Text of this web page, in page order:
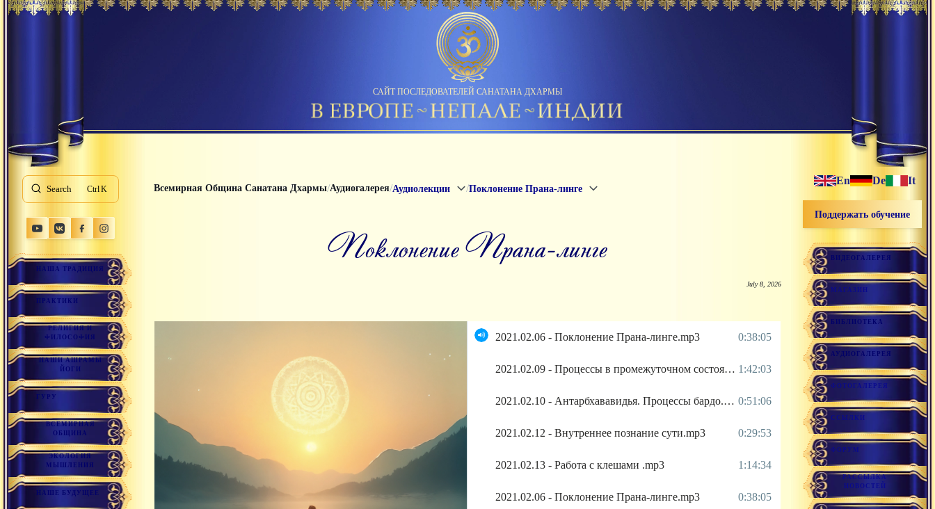
САЙТ ПОСЛЕДОВАТЕЛЕЙ САНАТАНА ДХАРМЫ
Search K
НАША ТРАДИЦИЯ
ПРАКТИКИ
РЕЛИГИЯ И
ФИЛОСОФИЯ
НАШИ АШРАМЫ
ЙОГИ
ГУРУ
ВСЕМИРНАЯ
ОБЩИНА
ЭКОЛОГИЯ
МЫШЛЕНИЯ
НАШЕ БУДУЩЕЕ
Всемирная Община Санатана Дхармы/Аудиогалерея/Аудиолекции /Поклонение Прана-линге
Поклонение Прана-линге
July 8, 2026
2021.02.06 - Поклонение Прана-линге.mp3 0:38:05
2021.02.09 - Процессы в промежуточном состоянии (умирании).mp3 1:42:03
2021.02.10 - Антарбхававидья. Процессы бардо.mp3 0:51:06
2021.02.12 - Внутреннее познание сути.mp3 0:29:53
2021.02.13 - Работа с клешами .mp3 1:14:34
2021.02.06 - Поклонение Прана-линге.mp3 0:38:05
En De It
Поддержать обучение
ВИДЕОГАЛЕРЕЯ
МАГАЗИН
БИБЛИОТЕКА
АУДИОГАЛЕРЕЯ
ФОТОГАЛЕРЕЯ
ССЫЛКИ
ФОРУМ
РАССЫЛКА
НОВОСТЕЙ